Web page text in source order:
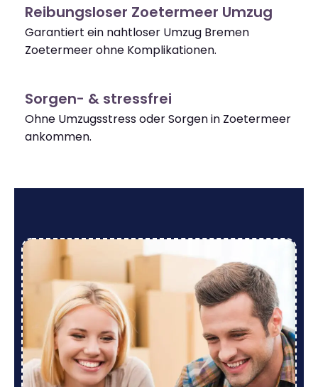
Reibungsloser Zoetermeer Umzug
Garantiert ein nahtloser Umzug Bremen
Zoetermeer ohne Komplikationen.
Sorgen- & stressfrei
Ohne Umzugsstress oder Sorgen in Zoetermeer
ankommen.